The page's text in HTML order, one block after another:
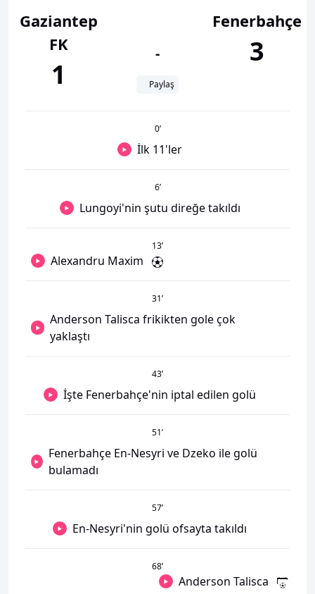
Gaziantep
FK
1
-
Paylaş
Fenerbahçe
3
0’
İlk 11'ler
6’
Lungoyi'nin şutu direğe takıldı
13’
Alexandru Maxim
31’
Anderson Talisca frikikten gole çok
yaklaştı
43’
İşte Fenerbahçe'nin iptal edilen golü
51’
Fenerbahçe En-Nesyri ve Dzeko ile golü
bulamadı
57’
En-Nesyri'nin golü ofsayta takıldı
68’
Anderson Talisca